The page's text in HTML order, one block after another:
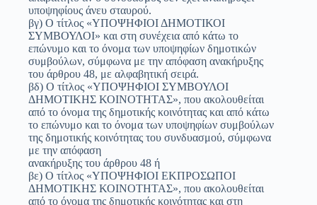
υποψηφίους άνευ σταυρού.
βγ) Ο τίτλος «ΥΠΟΨΗΦΙΟΙ ΔΗΜΟΤΙΚΟΙ
ΣΥΜΒΟΥΛΟΙ» και στη συνέχεια από κάτω το
επώνυμο και το όνομα των υποψηφίων δημοτικών
συμβούλων, σύμφωνα με την απόφαση ανακήρυξης
του άρθρου 48, με αλφαβητική σειρά.
βδ) Ο τίτλος «ΥΠΟΨΗΦΙΟΙ ΣΥΜΒΟΥΛΟΙ
ΔΗΜΟΤΙΚΗΣ ΚΟΙΝΟΤΗΤΑΣ», που ακολουθείται
από το όνομα της δημοτικής κοινότητας και από κάτω
το επώνυμο και το όνομα των υποψηφίων συμβούλων
της δημοτικής κοινότητας του συνδυασμού, σύμφωνα
με την απόφαση
ανακήρυξης του άρθρου 48 ή
βε) Ο τίτλος «ΥΠΟΨΗΦΙΟΙ ΕΚΠΡΟΣΩΠΟΙ
ΔΗΜΟΤΙΚΗΣ ΚΟΙΝΟΤΗΤΑΣ», που ακολουθείται
από το όνομα της δημοτικής κοινότητας και στη